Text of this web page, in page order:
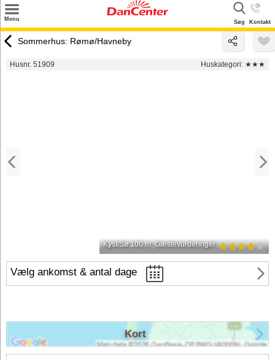
Menu Søg Kontakt
Tilbud
Sommerhus: Rømø/Havneby
Husnr. 51909 Huskategori: ★★★
Kyst/Sø 100 m Gæstevurderinger
Vælg ankomst & antal dage
Kort